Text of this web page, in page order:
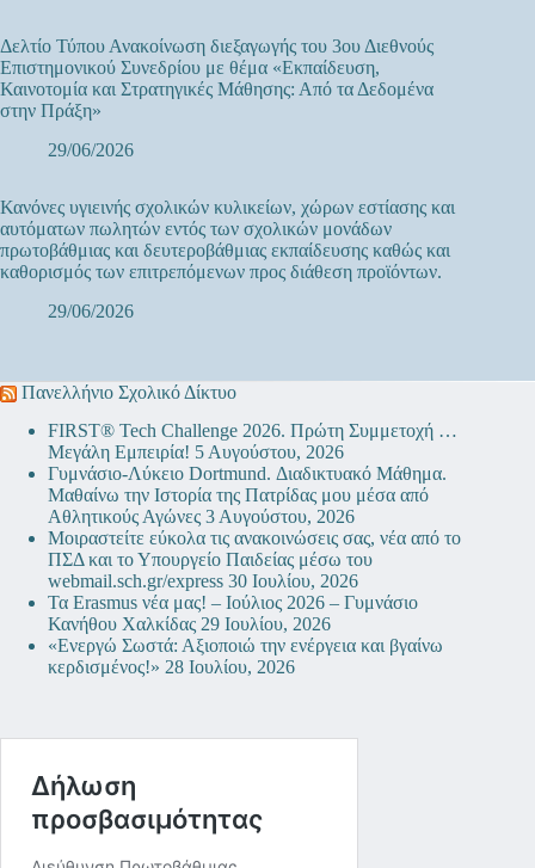
Δελτίο Τύπου Ανακοίνωση διεξαγωγής του 3ου Διεθνούς
Επιστημονικού Συνεδρίου με θέμα «Εκπαίδευση,
Καινοτομία και Στρατηγικές Μάθησης: Από τα Δεδομένα
στην Πράξη»
29/06/2026
Κανόνες υγιεινής σχολικών κυλικείων, χώρων εστίασης και
αυτόματων πωλητών εντός των σχολικών μονάδων
πρωτοβάθμιας και δευτεροβάθμιας εκπαίδευσης καθώς και
καθορισμός των επιτρεπόμενων προς διάθεση προϊόντων.
29/06/2026
Πανελλήνιο Σχολικό Δίκτυο
FIRST® Tech Challenge 2026. Πρώτη Συμμετοχή …
Μεγάλη Εμπειρία! 5 Αυγούστου, 2026
Γυμνάσιο-Λύκειο Dortmund. Διαδικτυακό Μάθημα.
Μαθαίνω την Ιστορία της Πατρίδας μου μέσα από
Αθλητικούς Αγώνες 3 Αυγούστου, 2026
Μοιραστείτε εύκολα τις ανακοινώσεις σας, νέα από το
ΠΣΔ και το Υπουργείο Παιδείας μέσω του
webmail.sch.gr/express 30 Ιουλίου, 2026
Τα Erasmus νέα μας! – Ιούλιος 2026 – Γυμνάσιο
Κανήθου Χαλκίδας 29 Ιουλίου, 2026
«Ενεργώ Σωστά: Αξιοποιώ την ενέργεια και βγαίνω
κερδισμένος!» 28 Ιουλίου, 2026